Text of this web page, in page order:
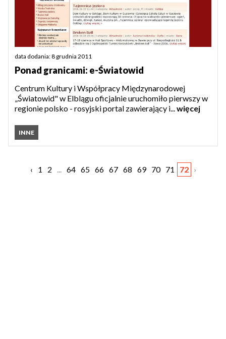
data dodania: 8 grudnia 2011
Ponad granicami: e-Światowid
Centrum Kultury i Współpracy Międzynarodowej
„Światowid" w Elblągu oficjalnie uruchomiło pierwszy w
regionie polsko - rosyjski portal zawierający i...więcej
INNE
‹ 1 2 ... 64 65 66 67 68 69 70 71 72 ›